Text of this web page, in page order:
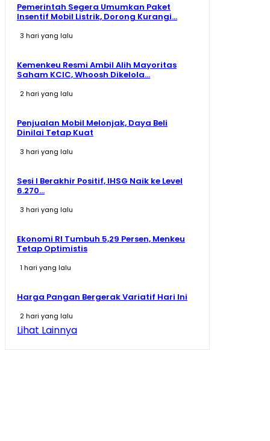
Pemerintah Segera Umumkan Paket
Insentif Mobil Listrik, Dorong Kurangi...
3 hari yang lalu
Kemenkeu Resmi Ambil Alih Mayoritas
Saham KCIC, Whoosh Dikelola...
2 hari yang lalu
Penjualan Mobil Melonjak, Daya Beli
Dinilai Tetap Kuat
3 hari yang lalu
Sesi I Berakhir Positif, IHSG Naik ke Level
6.270...
3 hari yang lalu
Ekonomi RI Tumbuh 5,29 Persen, Menkeu
Tetap Optimistis
1 hari yang lalu
Harga Pangan Bergerak Variatif Hari Ini
2 hari yang lalu
Lihat Lainnya